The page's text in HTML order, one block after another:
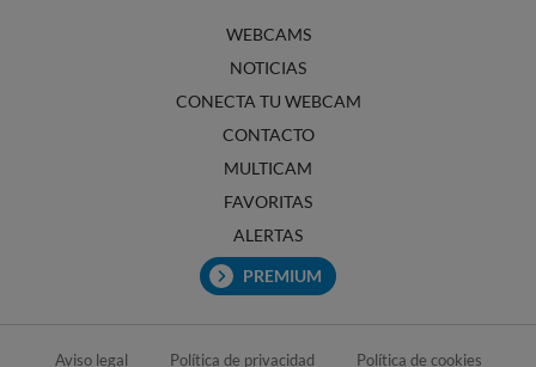
WEBCAMS
NOTICIAS
CONECTA TU WEBCAM
CONTACTO
MULTICAM
FAVORITAS
ALERTAS
PREMIUM
Aviso legal Política de privacidad Política de cookies